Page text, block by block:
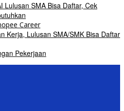
Lulusan SMA Bisa Daftar, Cek
Kerja, Lulusan SMA/SMK Bisa Daftar
Pekerjaan